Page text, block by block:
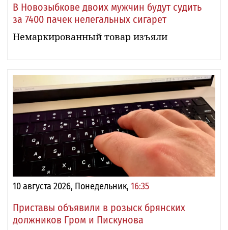
В Новозыбкове двоих мужчин будут судить
за 7400 пачек нелегальных сигарет
Немаркированный товар изъяли
10 августа 2026, Понедельник, 16:35
Приставы объявили в розыск брянских
должников Гром и Пискунова